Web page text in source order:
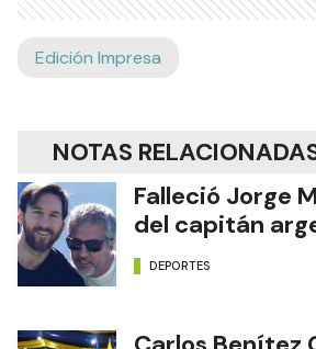
Edición Impresa
NOTAS
Falleció Jorge
del capitán
DEPORTES